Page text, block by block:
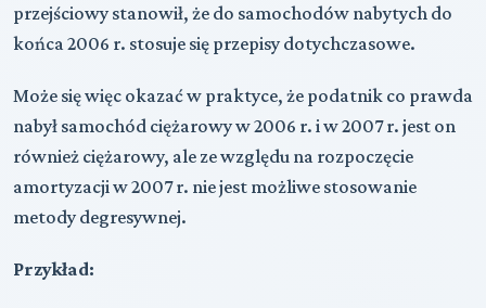
przejściowy stanowił, że do samochodów nabytych do
końca 2006 r. stosuje się przepisy dotychczasowe.
Może się więc okazać w praktyce, że podatnik co prawda
nabył samochód ciężarowy w 2006 r. i w 2007 r. jest on
również ciężarowy, ale ze względu na rozpoczęcie
amortyzacji w 2007 r. nie jest możliwe stosowanie
metody degresywnej.
Przykład: